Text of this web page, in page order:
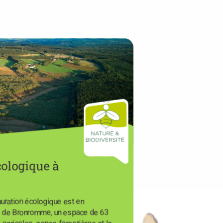
à
écologique est en
Bronromme, un espace de 63